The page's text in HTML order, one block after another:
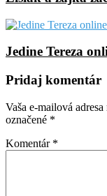
Jedine Tereza
Pridaj komentár
Vaša e-mailová
označené *
Komentár *